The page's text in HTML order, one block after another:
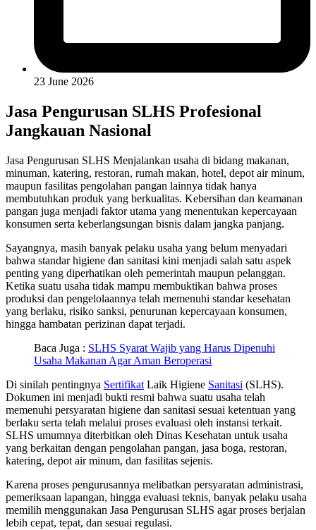
23 June 2026
Jasa Pengurusan SLHS Profesional
Jangkauan Nasional
Jasa Pengurusan SLHS Menjalankan usaha di bidang makanan,
minuman, katering, restoran, rumah makan, hotel, depot air minum,
maupun fasilitas pengolahan pangan lainnya tidak hanya
membutuhkan produk yang berkualitas. Kebersihan dan keamanan
pangan juga menjadi faktor utama yang menentukan kepercayaan
konsumen serta keberlangsungan bisnis dalam jangka panjang.
Sayangnya, masih banyak pelaku usaha yang belum menyadari
bahwa standar higiene dan sanitasi kini menjadi salah satu aspek
penting yang diperhatikan oleh pemerintah maupun pelanggan.
Ketika suatu usaha tidak mampu membuktikan bahwa proses
produksi dan pengelolaannya telah memenuhi standar kesehatan
yang berlaku, risiko sanksi, penurunan kepercayaan konsumen,
hingga hambatan perizinan dapat terjadi.
Baca Juga : SLHS Syarat Wajib yang Harus Dipenuhi
Usaha Makanan Agar Aman Beroperasi
Di sinilah pentingnya Sertifikat Laik Higiene Sanitasi (SLHS).
Dokumen ini menjadi bukti resmi bahwa suatu usaha telah
memenuhi persyaratan higiene dan sanitasi sesuai ketentuan yang
berlaku serta telah melalui proses evaluasi oleh instansi terkait.
SLHS umumnya diterbitkan oleh Dinas Kesehatan untuk usaha
yang berkaitan dengan pengolahan pangan, jasa boga, restoran,
katering, depot air minum, dan fasilitas sejenis.
Karena proses pengurusannya melibatkan persyaratan administrasi,
pemeriksaan lapangan, hingga evaluasi teknis, banyak pelaku usaha
memilih menggunakan Jasa Pengurusan SLHS agar proses berjalan
lebih cepat, tepat, dan sesuai regulasi.